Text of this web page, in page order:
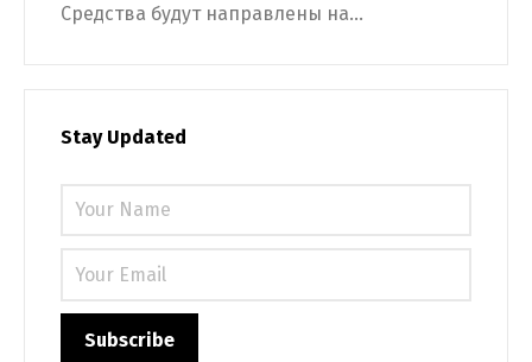
Средства будут направлены на...
Stay Updated